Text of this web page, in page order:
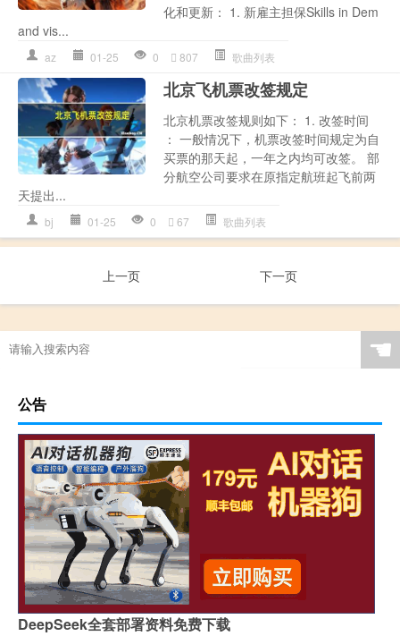
化和更新： 1. 新雇主担保Skills in Dem
and vis...
az 01-25 0 807 歌曲列表
北京飞机票改签规定
北京机票改签规则如下： 1. 改签时间
： 一般情况下，机票改签时间规定为自
买票的那天起，一年之内均可改签。 部
分航空公司要求在原指定航班起飞前两
天提出...
bj 01-25 0 67 歌曲列表
上一页 下一页
☚
公告
DeepSeek全套部署资料免费下载